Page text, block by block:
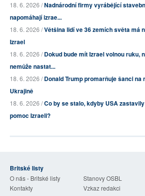
18. 6. 2026 /Nadnárodní firmy vyrábějící
napomáhají izrae...
18. 6. 2026 /Většina lidí ve 36 zemích světa má
Izrael
18. 6. 2026 /Dokud bude mít Izrael volnou ruku,
nemůže nastat...
18. 6. 2026 /Donald Trump promarňuje šanci na
Ukrajině
18. 6. 2026 /Co by se stalo, kdyby USA
pomoc Izraeli?
Britské listy
O nás - Britské listy
Stanovy OSBL
Kontakty
Vzkaz redakci